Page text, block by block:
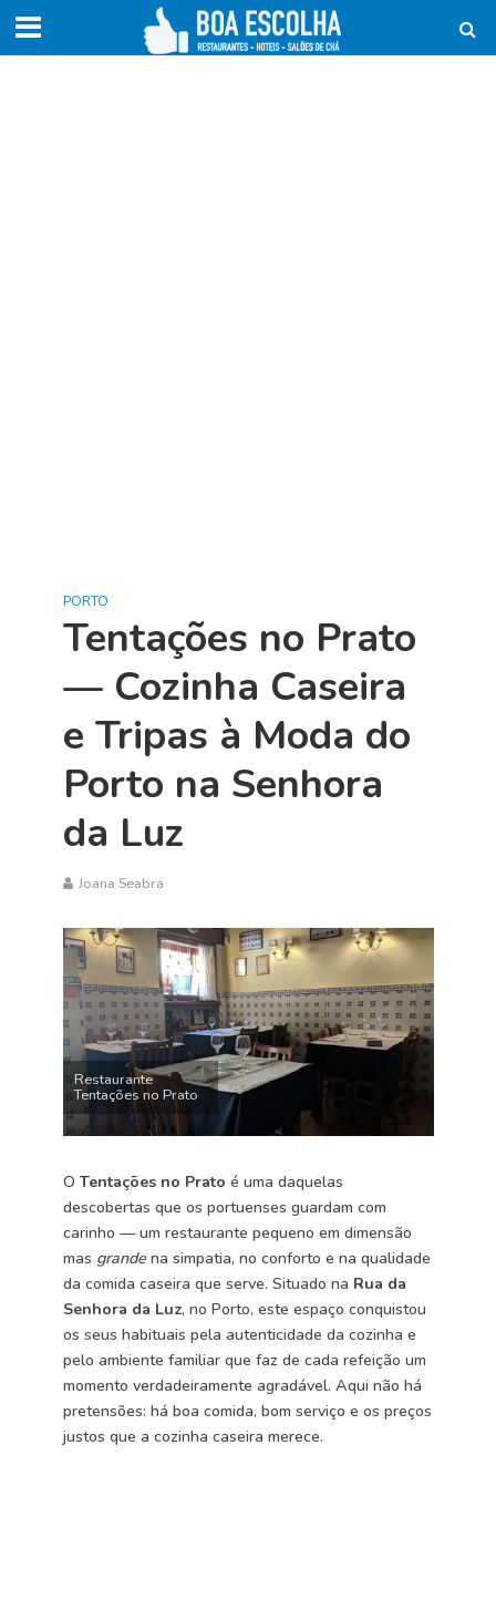
PORTO
Tentações no Prato
— Cozinha Caseira
e Tripas à Moda do
Porto na Senhora
da Luz
Joana Seabra
Restaurante
Tentações no Prato
O Tentações no Prato é uma daquelas
descobertas que os portuenses guardam com
carinho — um restaurante pequeno em dimensão
mas grandena simpatia, no conforto e na qualidade
da comida caseira que serve. Situado na Rua da
Senhora da Luz, no Porto, este espaço conquistou
os seus habituais pela autenticidade da cozinha e
pelo ambiente familiar que faz de cada refeição um
momento verdadeiramente agradável. Aqui não há
pretensões: há boa comida, bom serviço e os preços
justos que a cozinha caseira merece.